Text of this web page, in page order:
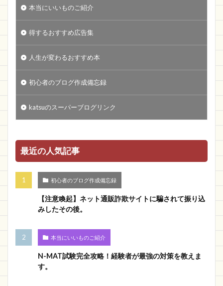
本当にいいものご紹介
得するおすすめ広告集
人生が変わるおすすめ本
初心者のブログ作成備忘録
katsuのスーパーブログリンク
最近の人気記事
初心者のブログ作成備忘録
【注意喚起】ネット通販詐欺サイトに騙されて振り込
みしたその後。
本当にいいものご紹介
N-MAT試験完全攻略！経験者が最強の対策を教えま
す。